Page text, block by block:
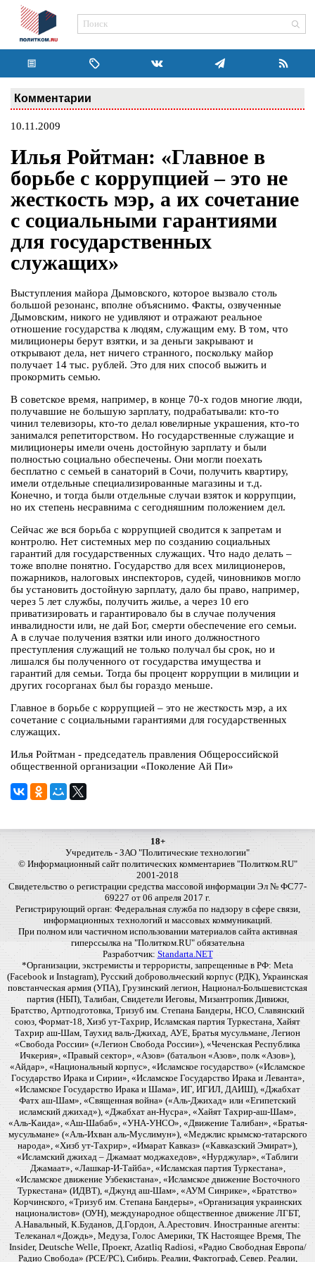
Комментарии
10.11.2009
Илья Ройтман: «Главное в
борьбе с коррупцией – это не
жесткость мэр, а их сочетание
с социальными гарантиями
для государственных
служащих»
Выступления майора Дымовского, которое вызвало столь
большой резонанс, вполне объяснимо. Факты, озвученные
Дымовским, никого не удивляют и отражают реальное
отношение государства к людям, служащим ему. В том, что
милиционеры берут взятки, и за деньги закрывают и
открывают дела, нет ничего странного, поскольку майор
получает 14 тыс. рублей. Это для них способ выжить и
прокормить семью.
В советское время, например, в конце 70-х годов многие люди,
получавшие не большую зарплату, подрабатывали: кто-то
чинил телевизоры, кто-то делал ювелирные украшения, кто-то
занимался репетиторством. Но государственные служащие и
милиционеры имели очень достойную зарплату и были
полностью социально обеспечены. Они могли поехать
бесплатно с семьей в санаторий в Сочи, получить квартиру,
имели отдельные специализированные магазины и т.д.
Конечно, и тогда были отдельные случаи взяток и коррупции,
но их степень несравнима с сегодняшним положением дел.
Сейчас же вся борьба с коррупцией сводится к запретам и
контролю. Нет системных мер по созданию социальных
гарантий для государственных служащих. Что надо делать –
тоже вполне понятно. Государство для всех милиционеров,
пожарников, налоговых инспекторов, судей, чиновников могло
бы установить достойную зарплату, дало бы право, например,
через 5 лет службы, получить жилье, а через 10 его
приватизировать и гарантировало бы в случае получения
инвалидности или, не дай Бог, смерти обеспечение его семьи.
А в случае получения взятки или иного должностного
преступления служащий не только получал бы срок, но и
лишался бы полученного от государства имущества и
гарантий для семьи. Тогда бы процент коррупции в милиции и
других госорганах был бы гораздо меньше.
Главное в борьбе с коррупцией – это не жесткость мэр, а их
сочетание с социальными гарантиями для государственных
служащих.
Илья Ройтман - председатель правления Общероссийской
общественной организации «Поколение Ай Пи»
18+
Учредитель - ЗАО "Политические технологии"
© Информационный сайт политических комментариев "Политком.RU"
2001-2018
Свидетельство о регистрации средства массовой информации Эл № ФС77-
69227 от 06 апреля 2017 г.
Регистрирующий орган: Федеральная служба по надзору в сфере связи,
информационных технологий и массовых коммуникаций.
При полном или частичном использовании материалов сайта активная
гиперссылка на "Политком.RU" обязательна
Разработчик: Standarta.NET
*Организации, экстремисты и террористы, запрещенные в РФ: Meta
(Facebook и Instagram), Русский добровольческий корпус (РДК), Украинская
повстанческая армия (УПА), Грузинский легион, Национал-Большевистская
партия (НБП), Талибан, Свидетели Иеговы, Мизантропик Дивижн,
Братство, Артподготовка, Тризуб им. Степана Бандеры, НСО, Славянский
союз, Формат-18, Хизб ут-Тахрир, Исламская партия Туркестана, Хайят
Тахрир аш-Шам, Таухид валь-Джихад, АУЕ, Братья мусульмане, Легион
«Свобода России» («Легион Свобода России»), «Чеченская Республика
Ичкерия», «Правый сектор», «Азов» (батальон «Азов», полк «Азов»),
«Айдар», «Национальный корпус», «Исламское государство» («Исламское
Государство Ирака и Сирии», «Исламское Государство Ирака и Леванта»,
«Исламское Государство Ирака и Шама», ИГ, ИГИЛ, ДАИШ), «Джабхат
Фатх аш-Шам», «Священная война» («Аль-Джихад» или «Египетский
исламский джихад»), «Джабхат ан-Нусра», «Хайят Тахрир-аш-Шам»,
«Аль-Каида», «Аш-Шабаб», «УНА-УНСО», «Движение Талибан», «Братья-
мусульмане» («Аль-Ихван аль-Муслимун»), «Меджлис крымско-татарского
народа», «Хизб ут-Тахрир», «Имарат Кавказ» («Кавказский Эмират»),
«Исламский джихад – Джамаат моджахедов», «Нурджулар», «Таблиги
Джамаат», «Лашкар-И-Тайба», «Исламская партия Туркестана»,
«Исламское движение Узбекистана», «Исламское движение Восточного
Туркестана» (ИДВТ), «Джунд аш-Шам», «АУМ Синрике», «Братство»
Корчинского, «Тризуб им. Степана Бандеры», «Организация украинских
националистов» (ОУН), международное общественное движение ЛГБТ,
А.Навальный, К.Буданов, Д.Гордон, А.Арестович. Иностранные агенты:
Телеканал «Дождь», Медуза, Голос Америки, ТК Настоящее Время, The
Insider, Deutsche Welle, Проект, Azatliq Radiosi, «Радио Свободная Европа/
Радио Свобода» (PCE/PC), Сибирь. Реалии, Фактограф, Север. Реалии,